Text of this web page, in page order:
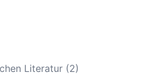
Literatur (2)